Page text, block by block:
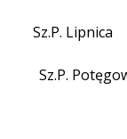
Sz.P. Lipnica
Sz.P.